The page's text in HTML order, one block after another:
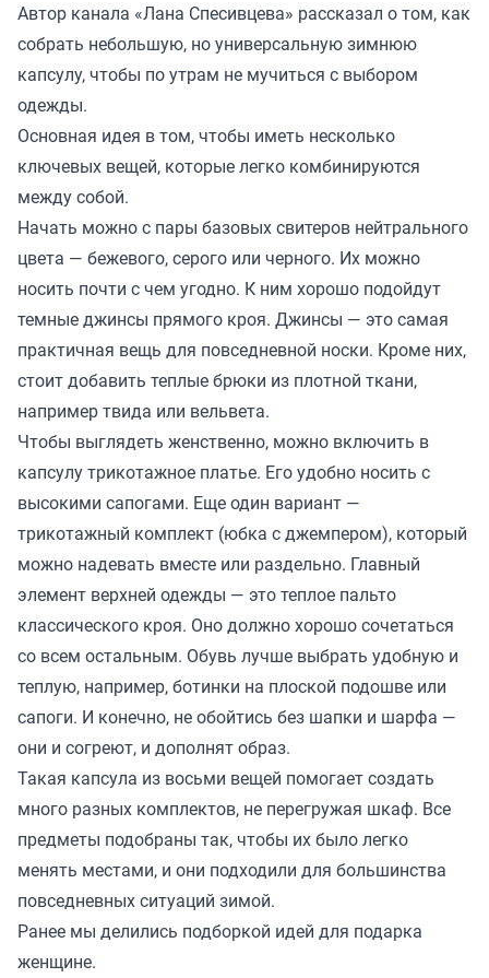
Автор канала «Лана Спесивцева» рассказал о том, как
собрать небольшую, но универсальную зимнюю
капсулу, чтобы по утрам не мучиться с выбором
одежды.
Основная идея в том, чтобы иметь несколько
ключевых вещей, которые легко комбинируются
между собой.
Начать можно с пары базовых свитеров нейтрального
цвета — бежевого, серого или черного. Их можно
носить почти с чем угодно. К ним хорошо подойдут
темные джинсы прямого кроя. Джинсы — это самая
практичная вещь для повседневной носки. Кроме них,
стоит добавить теплые брюки из плотной ткани,
например твида или вельвета.
Чтобы выглядеть женственно, можно включить в
капсулу трикотажное платье. Его удобно носить с
высокими сапогами. Еще один вариант —
трикотажный комплект (юбка с джемпером), который
можно надевать вместе или раздельно. Главный
элемент верхней одежды — это теплое пальто
классического кроя. Оно должно хорошо сочетаться
со всем остальным. Обувь лучше выбрать удобную и
теплую, например, ботинки на плоской подошве или
сапоги. И конечно, не обойтись без шапки и шарфа —
они и согреют, и дополнят образ.
Такая капсула из восьми вещей помогает создать
много разных комплектов, не перегружая шкаф. Все
предметы подобраны так, чтобы их было легко
менять местами, и они подходили для большинства
повседневных ситуаций зимой.
Ранее мы делились подборкой идей для подарка
женщине.